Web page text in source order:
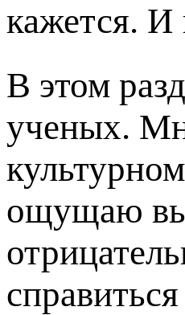
кажется. И
В этом
ученых.
ощущаю